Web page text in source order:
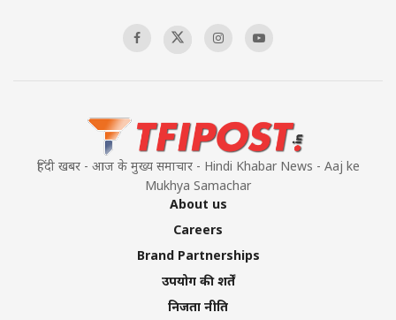
हिंदी खबर - आज के मुख्य समाचार - Hindi Khabar News - Aaj ke
Mukhya Samachar
About us
Careers
Brand Partnerships
उपयोग की शर्तें
निजता नीति